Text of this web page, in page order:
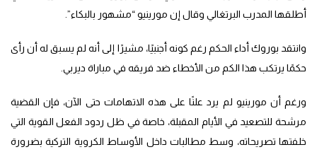
أطلقها المدرب البرتغالي وقال إن مورينيو “مشهور بالبكاء”.
وانتقد بوروك أداء الحكم رغم كونه أجنبيًا، مشيرًا إلى أنه لم يسبق له أن رأى
حكمًا يرتكب هذا الكم من الأخطاء ضد فريقه في مباراة ديربي.
ورغم أن مورينيو لم يرد علنًا على هذه الاتهامات حتى الآن، فإن القضية
مرشحة للتصعيد في الأيام المقبلة، خاصة في ظل ردود الفعل القوية التي
خلفتها تصريحاته، وسط مطالبات داخل الأوساط الكروية التركية بضرورة